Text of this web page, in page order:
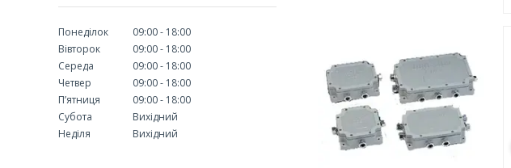
Понеділок 09:00
18:00
Вівторок
09:00
18:00
Середа
09:00
18:00
Четвер
09:00
18:00
Пʼятниця
09:00
18:00
Субота
Вихідний
Неділя
Вихідний